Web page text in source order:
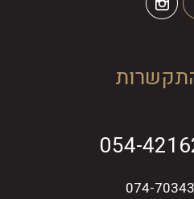
054-
074-